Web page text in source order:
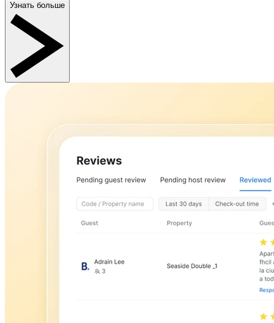
Узнать больше